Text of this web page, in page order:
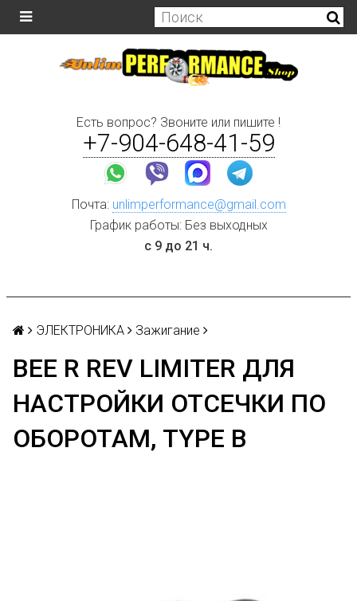
Есть вопрос? Звоните или пишите !
+7-904-648-41-59
Почта: unlimperformance@gmail.com
График работы: Без выходных
с 9 до 21 ч.
ЭЛЕКТРОНИКА Зажигание
BEE R REV LIMITER ДЛЯ
НАСТРОЙКИ ОТСЕЧКИ ПО
ОБОРОТАМ, TYPE B